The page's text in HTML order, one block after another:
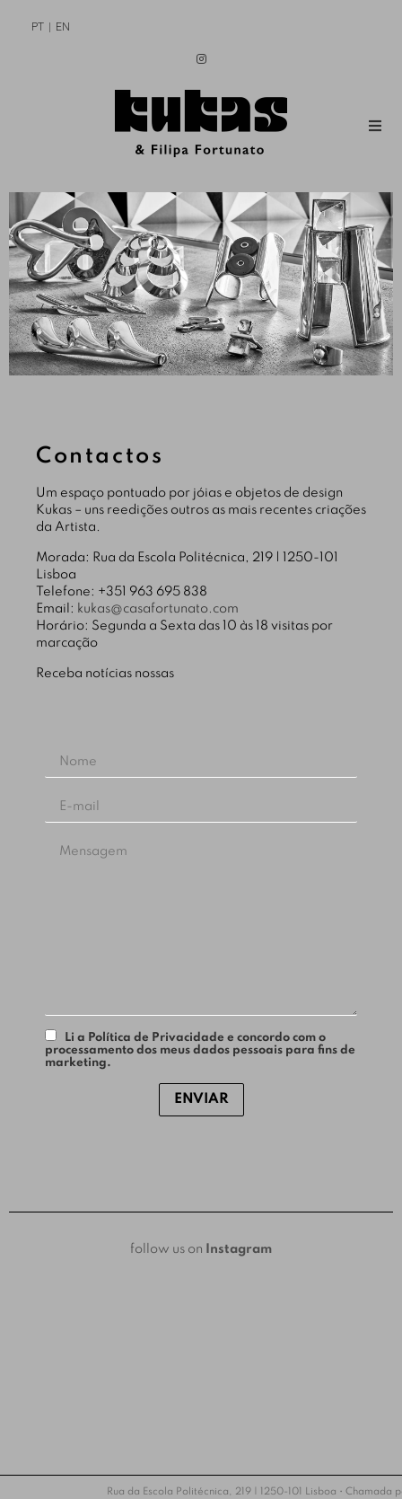
PT EN
Contactos
Um espaço pontuado por jóias e objetos de design
Kukas – uns reedições outros as mais recentes criações
da Artista.
Morada: Rua da Escola Politécnica, 219 | 1250-101
Lisboa
Telefone: +351 963 695 838
Email: kukas@casafortunato.com
Horário: Segunda a Sexta das 10 às 18 visitas por
marcação
Receba notícias nossas
Li a Política de Privacidade e concordo com o
processamento dos meus dados pessoais para fins de
marketing.
ENVIAR
follow us on Instagram
Rua da Escola Politécnica, 219 | 1250-101 Lisboa •